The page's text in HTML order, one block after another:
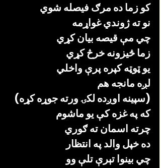
کو زما ده مرګ فيصله شوي
نو ته ژوندي غواړمه
چي مې قيصه بیان کړي
زما څيزونه خرڅ کړي
يو ټوټه کپره پرې واخلي
لږه مانجه هم
(سپينه اوږده لکۍ ورته جوړه کړه)
که په غزه کې یو ماشوم
چرته اسمان ته ګوري
ده خپل والد په انتظار
چي بينوا تېرې تلې وو